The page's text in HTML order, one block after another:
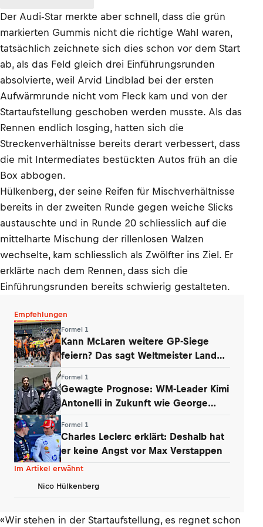
Der Audi-Star merkte aber schnell, dass die grün
markierten Gummis nicht die richtige Wahl waren,
tatsächlich zeichnete sich dies schon vor dem Start
ab, als das Feld gleich drei Einführungsrunden
absolvierte, weil Arvid Lindblad bei der ersten
Aufwärmrunde nicht vom Fleck kam und von der
Startaufstellung geschoben werden musste. Als das
Rennen endlich losging, hatten sich die
Streckenverhältnisse bereits derart verbessert, dass
die mit Intermediates bestückten Autos früh an die
Box abbogen.
Hülkenberg, der seine Reifen für Mischverhältnisse
bereits in der zweiten Runde gegen weiche Slicks
austauschte und in Runde 20 schliesslich auf die
mittelharte Mischung der rillenlosen Walzen
wechselte, kam schliesslich als Zwölfter ins Ziel. Er
erklärte nach dem Rennen, dass sich die
Einführungsrunden bereits schwierig gestalteten.
Empfehlungen
Formel 1
Kann McLaren weitere GP-Siege
feiern? Das sagt Weltmeister Lando
Formel 1
Gewagte Prognose: WM-Leader Kimi
Antonelli in Zukunft wie George
Formel 1
Charles Leclerc erklärt: Deshalb hat
er keine Angst vor Max Verstappen
Im Artikel erwähnt
Nico Hülkenberg
«Wir stehen in der Startaufstellung, es regnet schon